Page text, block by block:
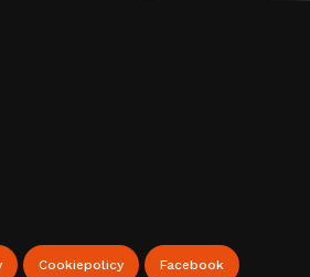
för Lagerinredningar
Cookiepolicy Facebook